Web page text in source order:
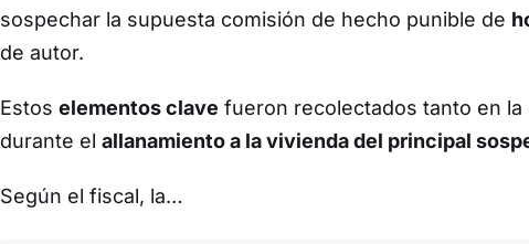
sospechar la supuesta comisión de hecho punible de
de autor.
Estos elementos clave fueron recolectados tanto en
durante el allanamiento a la vivienda del principal
Según el fiscal, la…